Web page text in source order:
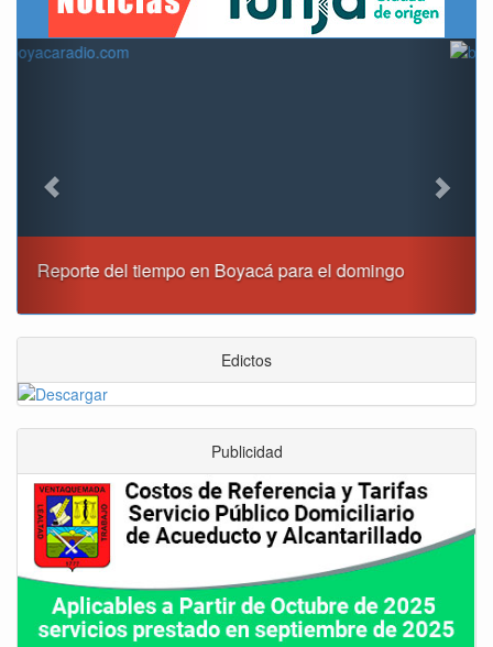
Este domingo habrá cierres viales en Tunja
Previous Next
Edictos
Publicidad